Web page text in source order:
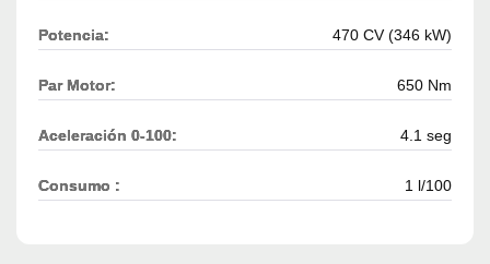
Potencia: 470 CV (346 kW)
Par Motor: 650 Nm
Aceleración 0-100: 4.1 seg
Consumo : 1 l/100